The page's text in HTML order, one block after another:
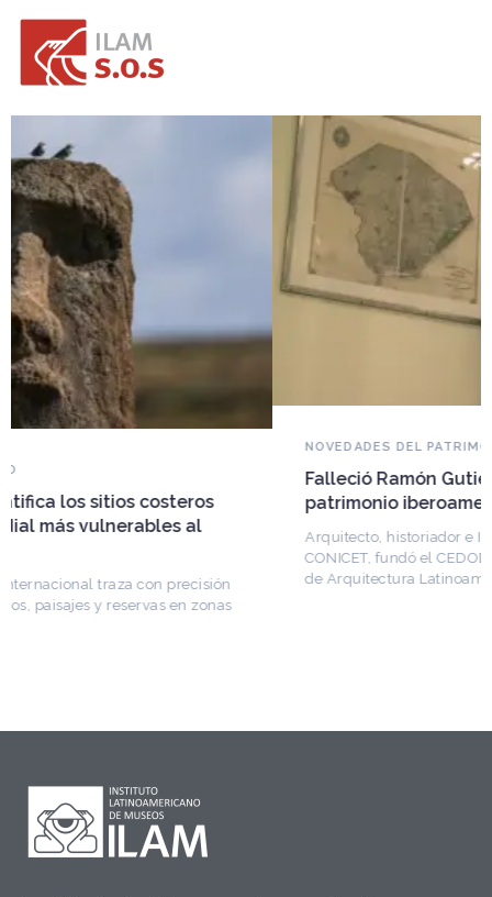
Falleció Ramón Gutiérrez, guardián del
patrimonio iberoamericano
Arquitecto, historiador e Investigador Superior del
CONICET, fundó el CEDODAL e impulsó los Seminarios
de Arquitectura Latinoamericana. Publicó más de